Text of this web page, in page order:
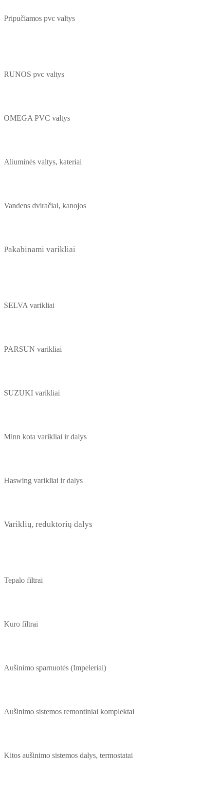
Pripučiamos pvc valtys
RUNOS pvc valtys
OMEGA PVC valtys
Aliuminės valtys, kateriai
Vandens dviračiai, kanojos
Pakabinami varikliai
SELVA varikliai
PARSUN varikliai
SUZUKI varikliai
Minn kota varikliai ir dalys
Haswing varikliai ir dalys
Variklių, reduktorių dalys
Tepalo filtrai
Kuro filtrai
Aušinimo sparnuotės (Impeleriai)
Aušinimo sistemos remontiniai komplektai
Kitos aušinimo sistemos dalys, termostatai